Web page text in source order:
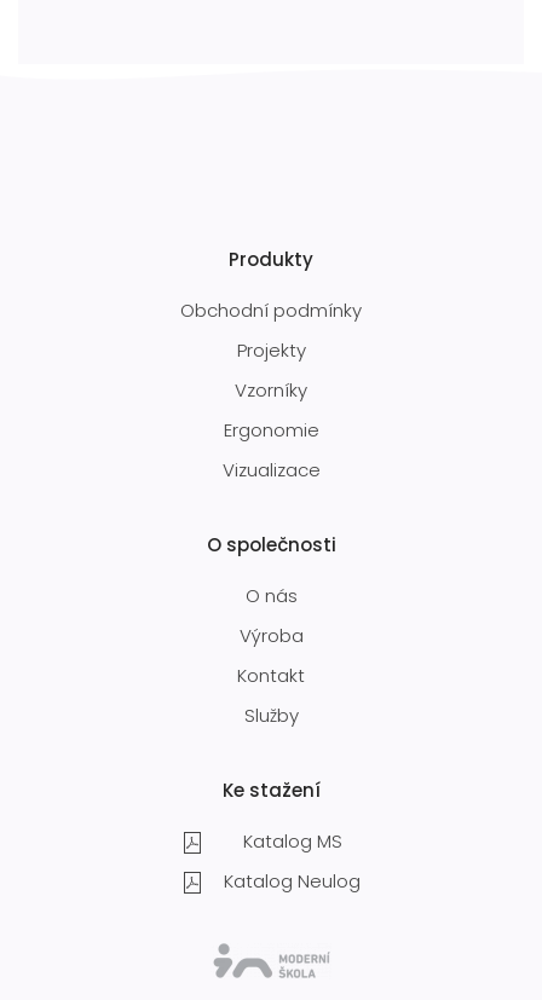
Produkty
Obchodní podmínky
Projekty
Vzorníky
Ergonomie
Vizualizace
O společnosti
O nás
Výroba
Kontakt
Služby
Ke stažení
Katalog MS
Katalog Neulog